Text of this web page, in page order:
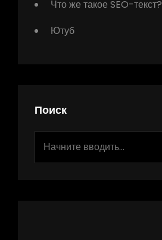
Что же такое SEO-текст?
Ютуб
Поиск